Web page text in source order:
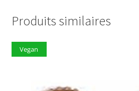
Produits similaires
Vegan